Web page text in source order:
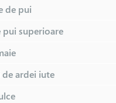
545 LEI
de pui
pui superioare
ardei iute